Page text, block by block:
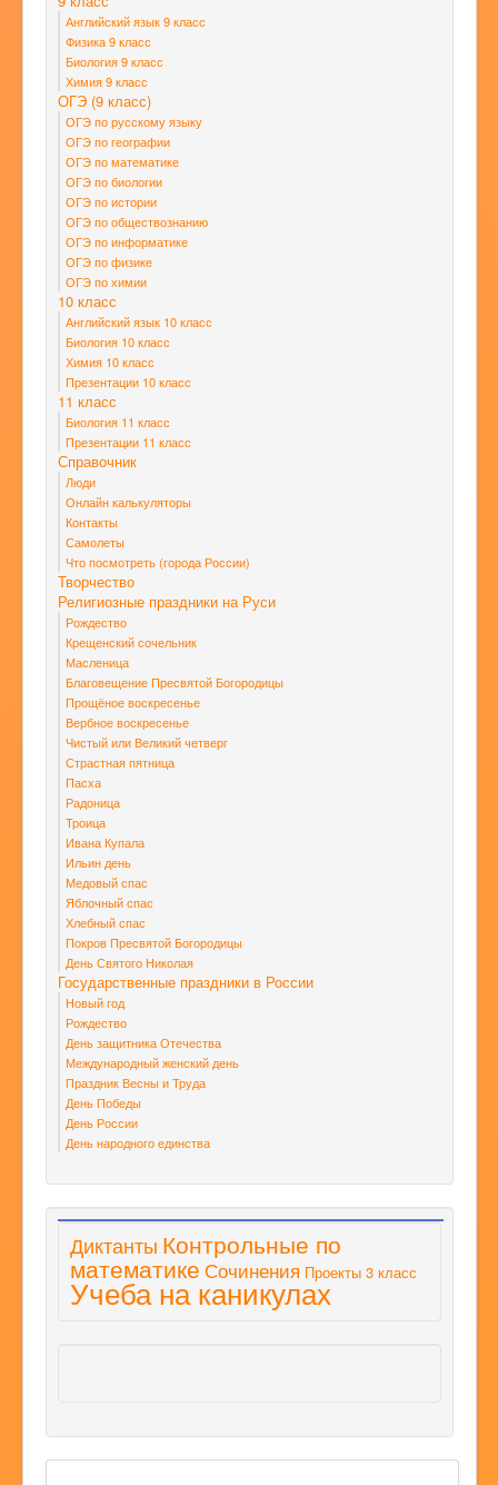
Английский язык 9 класс
Физика 9 класс
Биология 9 класс
Химия 9 класс
ОГЭ (9 класс)
ОГЭ по русскому языку
ОГЭ по географии
ОГЭ по математике
ОГЭ по биологии
ОГЭ по истории
ОГЭ по обществознанию
ОГЭ по информатике
ОГЭ по физике
ОГЭ по химии
10 класс
Английский язык 10 класс
Биология 10 класс
Химия 10 класс
Презентации 10 класс
11 класс
Биология 11 класс
Презентации 11 класс
Справочник
Люди
Онлайн калькуляторы
Контакты
Самолеты
Что посмотреть (города России)
Творчество
Религиозные праздники на Руси
Рождество
Крещенский сочельник
Масленица
Благовещение Пресвятой Богородицы
Прощёное воскресенье
Вербное воскресенье
Чистый или Великий четверг
Страстная пятница
Пасха
Радоница
Троица
Ивана Купала
Ильин день
Медовый спас
Яблочный спас
Хлебный спас
Покров Пресвятой Богородицы
День Святого Николая
Государственные праздники в России
Новый год
Рождество
День защитника Отечества
Международный женский день
Праздник Весны и Труда
День Победы
День России
День народного единства
Диктанты Контрольные по
математике Сочинения Проекты 3 класс
Учеба на каникулах